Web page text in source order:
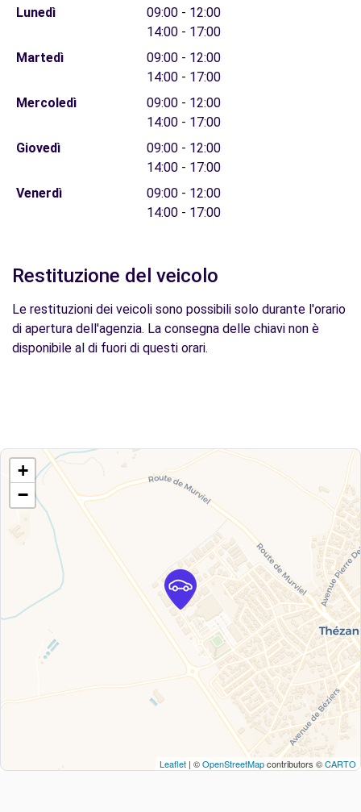
Lunedì
09:00 - 12:00
14:00 - 17:00
Martedì
09:00 - 12:00
14:00 - 17:00
Mercoledì
09:00 - 12:00
14:00 - 17:00
Giovedì
09:00 - 12:00
14:00 - 17:00
Venerdì
09:00 - 12:00
14:00 - 17:00
Restituzione del veicolo
Le restituzioni dei veicoli sono possibili solo durante l'orario
di apertura dell'agenzia. La consegna delle chiavi non è
disponibile al di fuori di questi orari.
+
−
Leaflet | ©OpenStreetMapcontributors ©CARTO